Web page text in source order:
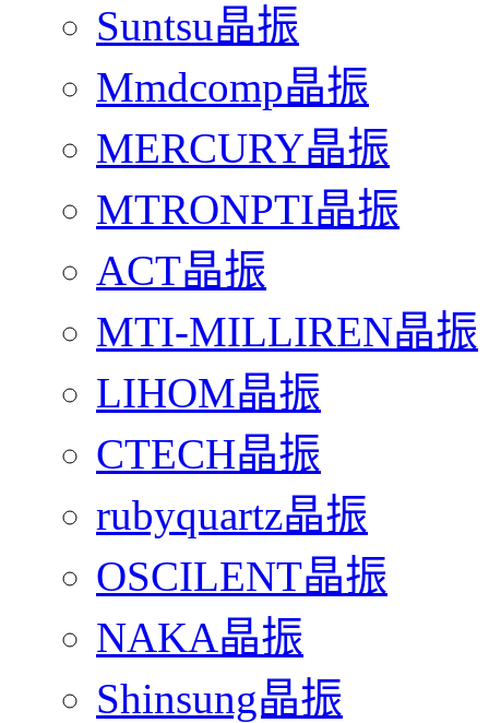
Suntsu晶振
Mmdcomp晶振
MERCURY晶振
MTRONPTI晶振
ACT晶振
MTI-MILLIREN晶振
LIHOM晶振
CTECH晶振
rubyquartz晶振
OSCILENT晶振
NAKA晶振
Shinsung晶振